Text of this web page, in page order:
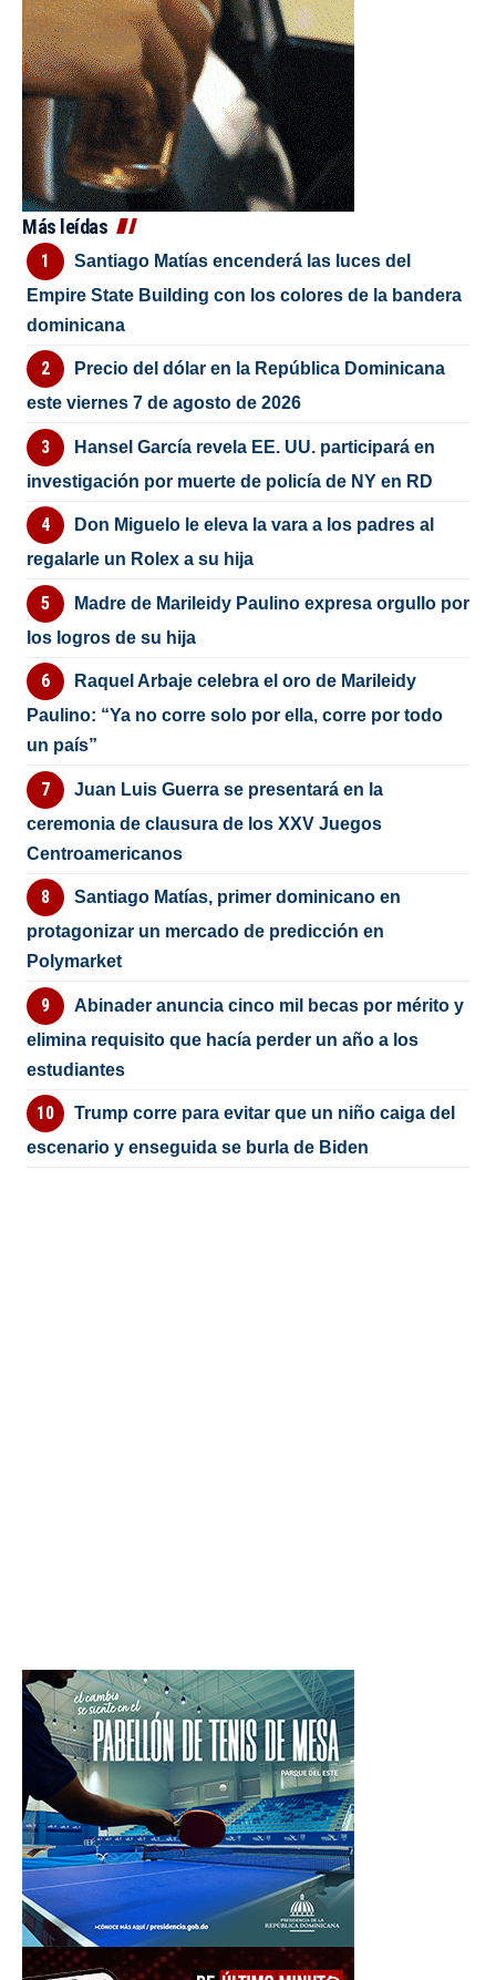
Más leídas
Santiago Matías encenderá las luces del
Empire State Building con los colores de la bandera
dominicana
Precio del dólar en la República Dominicana
este viernes 7 de agosto de 2026
Hansel García revela EE. UU. participará en
investigación por muerte de policía de NY en RD
Don Miguelo le eleva la vara a los padres al
regalarle un Rolex a su hija
Madre de Marileidy Paulino expresa orgullo por
los logros de su hija
Raquel Arbaje celebra el oro de Marileidy
Paulino: “Ya no corre solo por ella, corre por todo
un país”
Juan Luis Guerra se presentará en la
ceremonia de clausura de los XXV Juegos
Centroamericanos
Santiago Matías, primer dominicano en
protagonizar un mercado de predicción en
Polymarket
Abinader anuncia cinco mil becas por mérito y
elimina requisito que hacía perder un año a los
estudiantes
Trump corre para evitar que un niño caiga del
escenario y enseguida se burla de Biden